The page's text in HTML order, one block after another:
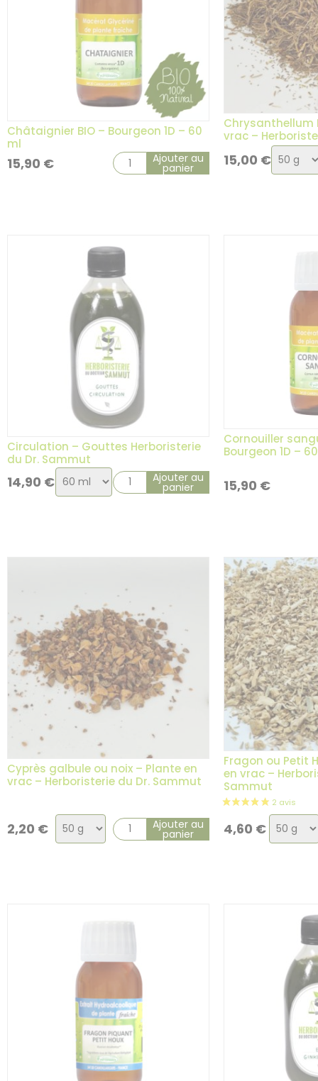
13 avis
Châtaignier BIO – Bourgeon 1D – 60
ml
15,90 € Ajouter au
panier
Chrysanthellum
vrac –
15,00 €Choix
de
Circulation – Gouttes Herboristerie
du Dr. Sammut
14,90 € Choix
de
Ajouter au
panier
Cornouiller
Bourgeon 1D –
15,90 €
Cyprès galbule ou noix – Plante en
vrac – Herboristerie du Dr. Sammut
2,20 €
Choix
de
Ajouter au
panier
Fragon ou Petit
en vrac –
Sammut
4,60 € Choix
de